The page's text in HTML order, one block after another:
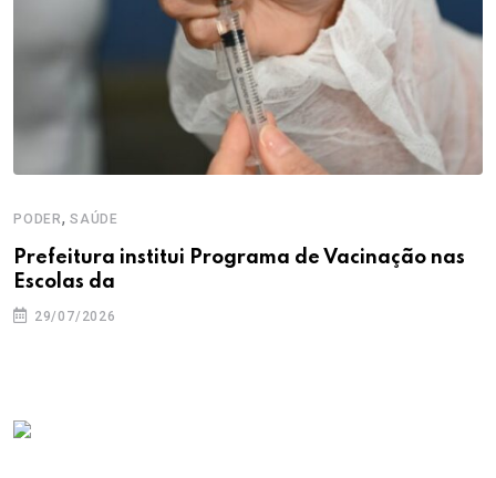
PODER, SAÚDE
Prefeitura institui Programa de Vacinação nas
Escolas da
29/07/2026